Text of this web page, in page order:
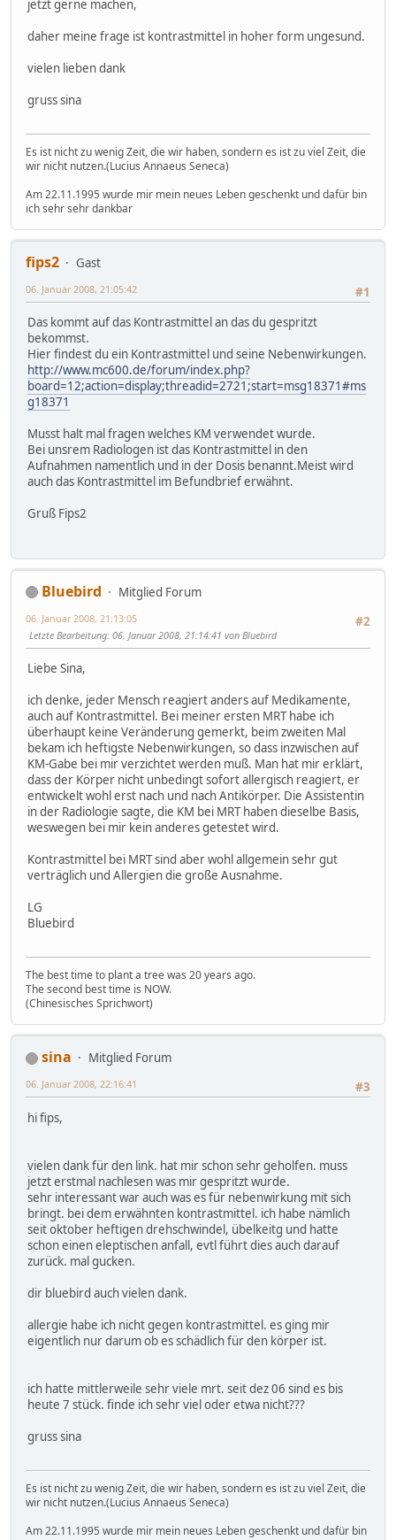
jetzt gerne machen,
daher meine frage ist kontrastmittel in hoher form ungesund.
vielen lieben dank
gruss sina
Es ist nicht zu wenig Zeit, die wir haben, sondern es ist zu viel Zeit, die
wir nicht nutzen.(Lucius Annaeus Seneca)
Am 22.11.1995 wurde mir mein neues Leben geschenkt und dafür bin
ich sehr sehr dankbar
fips2
Gast
#1
06. Januar 2008, 21:05:42
Das kommt auf das Kontrastmittel an das du gespritzt
bekommst.
Hier findest du ein Kontrastmittel und seine Nebenwirkungen.
http://www.mc600.de/forum/index.php?
board=12;action=display;threadid=2721;start=msg18371#ms
g18371
Musst halt mal fragen welches KM verwendet wurde.
Bei unsrem Radiologen ist das Kontrastmittel in den
Aufnahmen namentlich und in der Dosis benannt.Meist wird
auch das Kontrastmittel im Befundbrief erwähnt.
Gruß Fips2
Bluebird
Mitglied Forum
#2
06. Januar 2008, 21:13:05
Letzte Bearbeitung: 06. Januar 2008, 21:14:41 von Bluebird
Liebe Sina,
ich denke, jeder Mensch reagiert anders auf Medikamente,
auch auf Kontrastmittel. Bei meiner ersten MRT habe ich
überhaupt keine Veränderung gemerkt, beim zweiten Mal
bekam ich heftigste Nebenwirkungen, so dass inzwischen auf
KM-Gabe bei mir verzichtet werden muß. Man hat mir erklärt,
dass der Körper nicht unbedingt sofort allergisch reagiert, er
entwickelt wohl erst nach und nach Antikörper. Die Assistentin
in der Radiologie sagte, die KM bei MRT haben dieselbe Basis,
weswegen bei mir kein anderes getestet wird.
Kontrastmittel bei MRT sind aber wohl allgemein sehr gut
verträglich und Allergien die große Ausnahme.
LG
Bluebird
The best time to plant a tree was 20 years ago.
The second best time is NOW.
(Chinesisches Sprichwort)
sina
Mitglied Forum
#3
06. Januar 2008, 22:16:41
hi fips,
vielen dank für den link. hat mir schon sehr geholfen. muss
jetzt erstmal nachlesen was mir gespritzt wurde.
sehr interessant war auch was es für nebenwirkung mit sich
bringt. bei dem erwähnten kontrastmittel. ich habe nämlich
seit oktober heftigen drehschwindel, übelkeitg und hatte
schon einen eleptischen anfall, evtl führt dies auch darauf
zurück. mal gucken.
dir bluebird auch vielen dank.
allergie habe ich nicht gegen kontrastmittel. es ging mir
eigentlich nur darum ob es schädlich für den körper ist.
ich hatte mittlerweile sehr viele mrt. seit dez 06 sind es bis
heute 7 stück. finde ich sehr viel oder etwa nicht???
gruss sina
Es ist nicht zu wenig Zeit, die wir haben, sondern es ist zu viel Zeit, die
wir nicht nutzen.(Lucius Annaeus Seneca)
Am 22.11.1995 wurde mir mein neues Leben geschenkt und dafür bin